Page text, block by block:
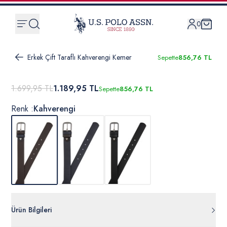
0
Erkek Çift Taraflı Kahverengi Kemer Sepette856,76 TL
1.699,95 TL1.189,95 TLSepette856,76 TL
Renk :Kahverengi
Ürün Bilgileri